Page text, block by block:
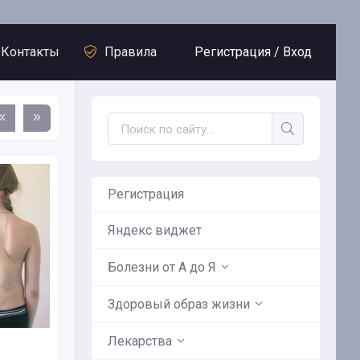
Контакты Правила Регистрация / Вход
Сохраните сердце здоровым в
Регистрация
Яндекс виджет
Болезни от А до Я
Здоровый образ жизни
Лекарства